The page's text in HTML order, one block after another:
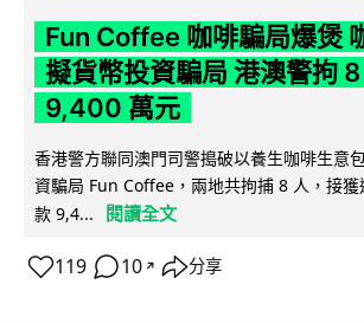
Fun Coffee 咖啡騙局爆煲
擬貨幣投資騙局 港澳警拘
9,400 萬元
香港警方聯同澳門司警搗破以養生咖啡生意
資騙局 Fun Coffee，兩地共拘捕 8 人，接
款 9,4...
閱讀全文
119 10 ↗ 分享